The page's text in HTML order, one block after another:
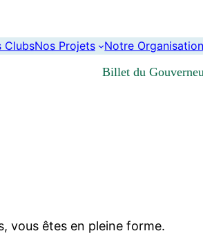
ClubsNos Projets Notre Organisation
Billet du
vous êtes en pleine forme.